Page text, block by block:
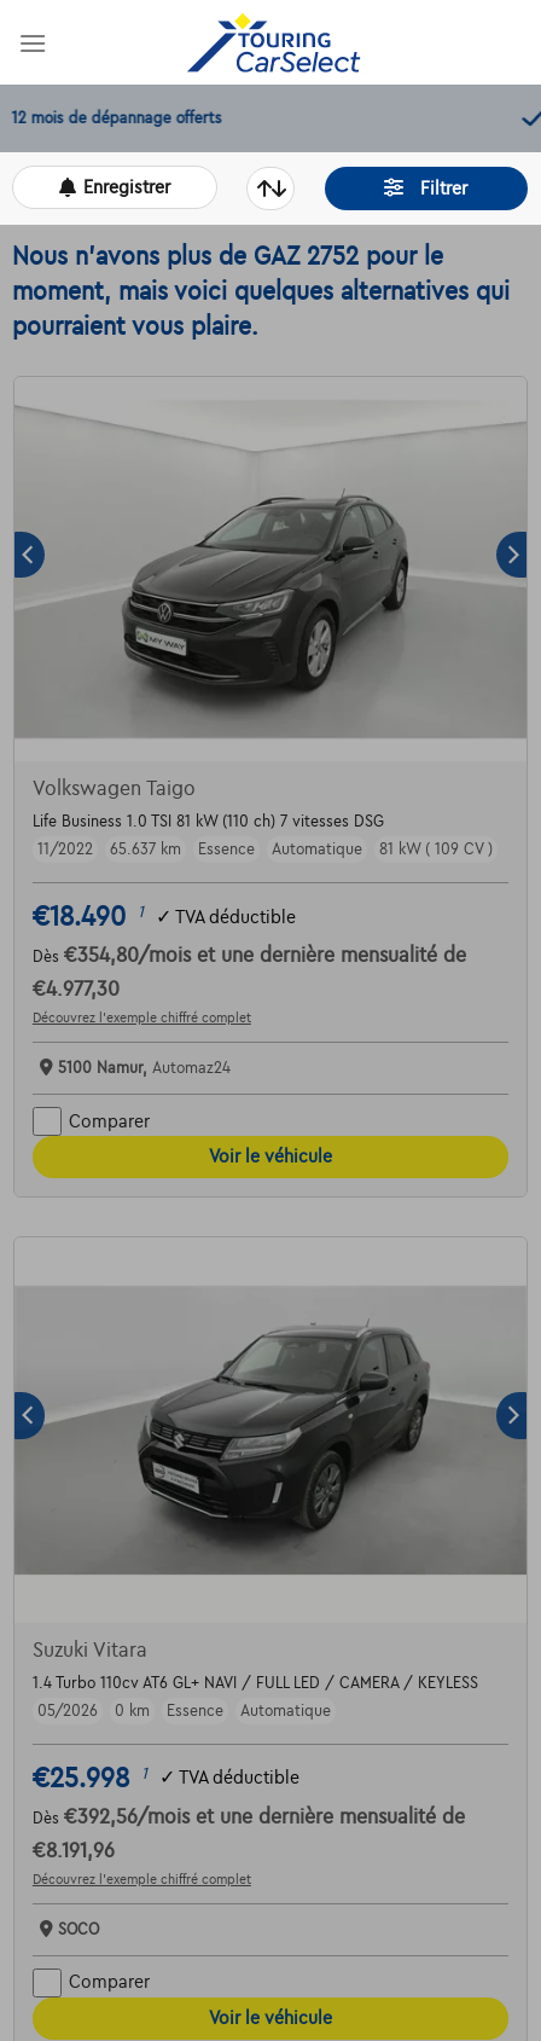
11.000+
Filtrer
Enregistrer
Nous n'avons plus de GAZ 2752 pour le
moment, mais voici quelques alternatives qui
pourraient vous plaire.
Volkswagen Taigo
Life Business 1.0 TSI 81 kW (110 ch) 7 vitesses DSG
11/2022
65.637 km Essence Automatique 81 kW ( 109 CV )
€18.490 1 ✓ TVA déductible
Dès €354,80/mois et une dernière mensualité de
€4.977,30
Découvrez l’exemple chiffré complet
5100 Namur, Automaz24
Comparer
Voir le véhicule
Suzuki Vitara
1.4 Turbo 110cv AT6 GL+ NAVI / FULL LED / CAMERA / KEYLESS
05/2026
0 km Essence Automatique
€25.998 1 ✓ TVA déductible
Dès €392,56/mois et une dernière mensualité de
€8.191,96
Découvrez l’exemple chiffré complet
SOCO
Comparer
Voir le véhicule